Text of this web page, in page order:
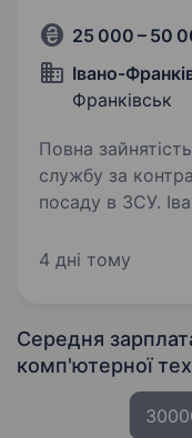
25 000 – 50
Івано-
Франківськ
Повна зайнятість. Не чекай повістку,
службу за
посаду в ЗСУ.
службу за
4 дні тому
Середня
комп'ютерної